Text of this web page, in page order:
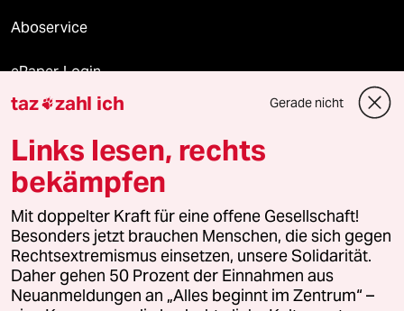
Aboservice
ePaper Login
Downloads für Abonnierende
© 2026 taz Verlags und Vertriebs GmbH
Alle Rechte vorbehalten. Bei rechtlichen Fragen oder für Genehmigungen
wenden Sie sich bitte an lizenzen@taz.de
Feedback Redaktionsstatut Kommune-Richtlinien
taz zahl ich Gerade nicht
Links lesen, rechts
bekämpfen
Mit doppelter Kraft für eine offene Gesellschaft!
Besonders jetzt brauchen Menschen, die sich gegen
Rechtsextremismus einsetzen, unsere Solidarität.
Daher gehen 50 Prozent der Einnahmen aus
Neuanmeldungen an „Alles beginnt im Zentrum“ –